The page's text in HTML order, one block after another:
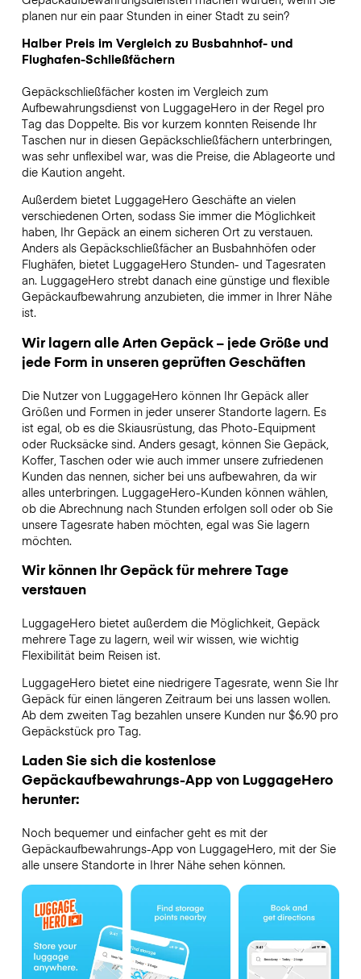
planen nur ein paar Stunden in einer Stadt zu sein?
Halber Preis im Vergleich zu Busbahnhof- und
Flughafen-Schließfächern
Gepäckschließfächer kosten im Vergleich zum
Aufbewahrungsdienst von LuggageHero in der Regel pro
Tag das Doppelte. Bis vor kurzem konnten Reisende Ihr
Taschen nur in diesen Gepäckschließfächern unterbringen,
was sehr unflexibel war, was die Preise, die Ablageorte und
die Kaution angeht.
Außerdem bietet LuggageHero Geschäfte an vielen
verschiedenen Orten, sodass Sie immer die Möglichkeit
haben, Ihr Gepäck an einem sicheren Ort zu verstauen.
Anders als Gepäckschließfächer an Busbahnhöfen oder
Flughäfen, bietet LuggageHero Stunden- und Tagesraten
an. LuggageHero strebt danach eine günstige und flexible
Gepäckaufbewahrung anzubieten, die immer in Ihrer Nähe
ist.
Wir lagern alle Arten Gepäck – jede Größe und
jede Form in unseren geprüften Geschäften
Die Nutzer von LuggageHero können Ihr Gepäck aller
Größen und Formen in jeder unserer Standorte lagern. Es
ist egal, ob es die Skiausrüstung, das Photo-Equipment
oder Rucksäcke sind. Anders gesagt, können Sie Gepäck,
Koffer, Taschen oder wie auch immer unsere zufriedenen
Kunden das nennen, sicher bei uns aufbewahren, da wir
alles unterbringen. LuggageHero-Kunden können wählen,
ob die Abrechnung nach Stunden erfolgen soll oder ob Sie
unsere Tagesrate haben möchten, egal was Sie lagern
möchten.
Wir können Ihr Gepäck für mehrere Tage
verstauen
LuggageHero bietet außerdem die Möglichkeit, Gepäck
mehrere Tage zu lagern, weil wir wissen, wie wichtig
Flexibilität beim Reisen ist.
LuggageHero bietet eine niedrigere Tagesrate, wenn Sie Ihr
Gepäck für einen längeren Zeitraum bei uns lassen wollen.
Ab dem zweiten Tag bezahlen unsere Kunden nur $6.90 pro
Gepäckstück pro Tag.
Laden Sie sich die kostenlose
Gepäckaufbewahrungs-App von LuggageHero
herunter:
Noch bequemer und einfacher geht es mit der
Gepäckaufbewahrungs-App von LuggageHero, mit der Sie
alle unsere Standorte in Ihrer Nähe sehen können.